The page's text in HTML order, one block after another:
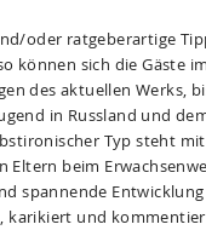
oder ratgeberartige
können sich die Gäste
des aktuellen Werks,
in Russland und
Typ steht
beim
spannende
karikiert und